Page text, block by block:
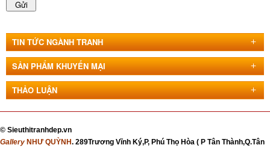
TIN TỨC NGÀNH TRANH
SẢN PHẨM KHUYẾN MẠI
THẢO LUẬN
© Sieuthitranhdep.vn
Gallery NHƯ QUỲNH. 289Trương Vĩnh Ký,P, Phú Thọ Hòa ( P Tân Thành,Q.Tân